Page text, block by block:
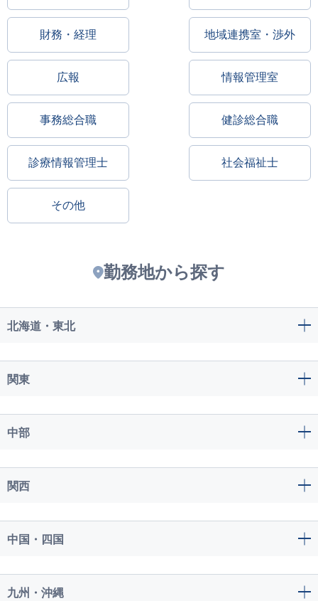
財務・経理 地域連携室・渉外
広報 情報管理室
事務総合職 健診総合職
診療情報管理士 社会福祉士
その他
勤務地から探す
北海道・東北
関東
中部
関西
中国・四国
九州・沖縄